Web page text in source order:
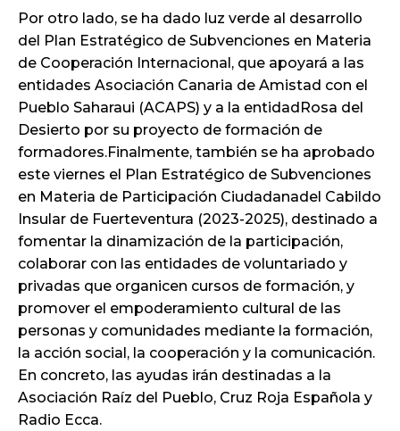
Por otro lado, se ha dado luz verde al desarrollo
del Plan Estratégico de Subvenciones en Materia
de Cooperación Internacional, que apoyará a las
entidades Asociación Canaria de Amistad con el
Pueblo Saharaui (ACAPS) y a la entidadRosa del
Desierto por su proyecto de formación de
formadores.Finalmente, también se ha aprobado
este viernes el Plan Estratégico de Subvenciones
en Materia de Participación Ciudadanadel Cabildo
Insular de Fuerteventura (2023-2025), destinado a
fomentar la dinamización de la participación,
colaborar con las entidades de voluntariado y
privadas que organicen cursos de formación, y
promover el empoderamiento cultural de las
personas y comunidades mediante la formación,
la acción social, la cooperación y la comunicación.
En concreto, las ayudas irán destinadas a la
Asociación Raíz del Pueblo, Cruz Roja Española y
Radio Ecca.